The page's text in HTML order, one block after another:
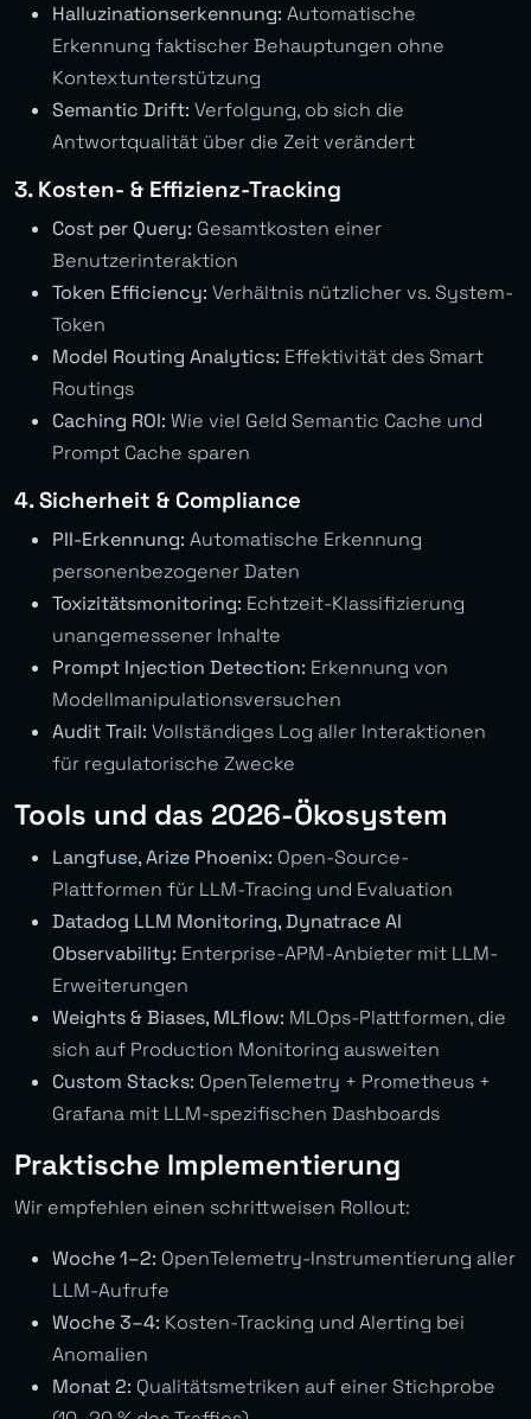
Halluzinationserkennung: Automatische
Erkennung faktischer Behauptungen ohne
Kontextunterstützung
Semantic Drift: Verfolgung, ob sich die
Antwortqualität über die Zeit verändert
3. Kosten- & Effizienz-Tracking
Cost per Query: Gesamtkosten einer
Benutzerinteraktion
Token Efficiency: Verhältnis nützlicher vs. System-
Token
Model Routing Analytics: Effektivität des Smart
Routings
Caching ROI: Wie viel Geld Semantic Cache und
Prompt Cache sparen
4. Sicherheit & Compliance
PII-Erkennung: Automatische Erkennung
personenbezogener Daten
Toxizitätsmonitoring: Echtzeit-Klassifizierung
unangemessener Inhalte
Prompt Injection Detection: Erkennung von
Modellmanipulationsversuchen
Audit Trail: Vollständiges Log aller Interaktionen
für regulatorische Zwecke
Tools und das 2026-Ökosystem
Langfuse, Arize Phoenix: Open-Source-
Plattformen für LLM-Tracing und Evaluation
Datadog LLM Monitoring, Dynatrace AI
Observability: Enterprise-APM-Anbieter mit LLM-
Erweiterungen
Weights & Biases, MLflow: MLOps-Plattformen, die
sich auf Production Monitoring ausweiten
Custom Stacks: OpenTelemetry + Prometheus +
Grafana mit LLM-spezifischen Dashboards
Praktische Implementierung
Wir empfehlen einen schrittweisen Rollout:
Woche 1–2: OpenTelemetry-Instrumentierung aller
LLM-Aufrufe
Woche 3–4: Kosten-Tracking und Alerting bei
Anomalien
Monat 2: Qualitätsmetriken auf einer Stichprobe